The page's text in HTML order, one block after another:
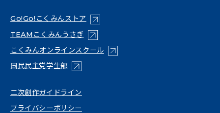
Go!Go!こくみんストア （新しいタブで開く）
TEAMこくみんうさぎ（新しいタブで開く）
こくみんオンラインスクール（新しいタブで開く）
国民民主党学生部（新しいタブで開く）
二次創作ガイドライン
プライバシーポリシー